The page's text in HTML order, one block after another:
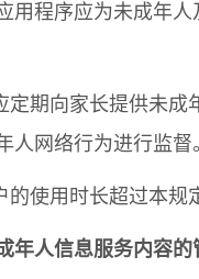
用程序应为未成年
定期向家长提供未
人网络行为进行监督
的使用时长超过本
年人信息服务内容的